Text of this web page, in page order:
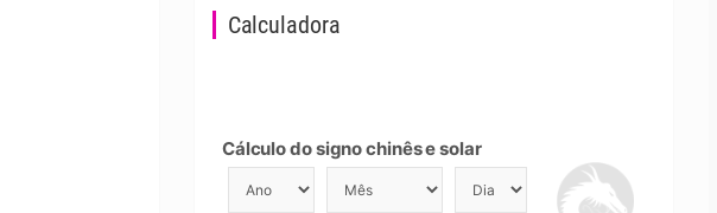
Calculadora
Cálculo do signo chinês e solar